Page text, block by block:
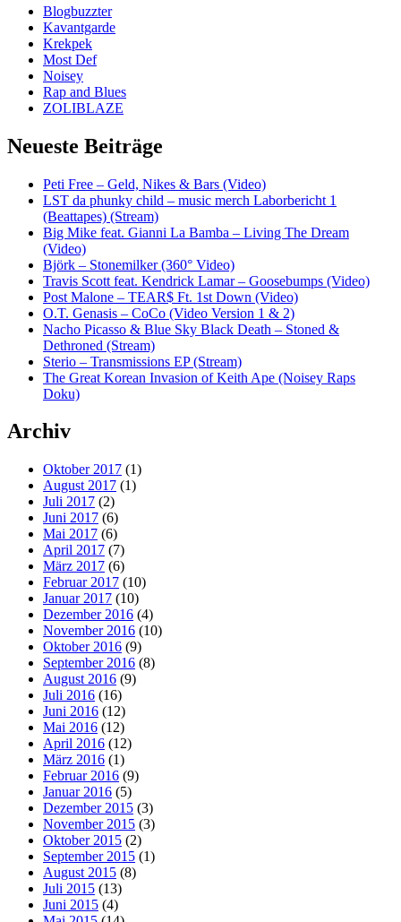
Blogbuzzter
Kavantgarde
Krekpek
Most Def
Noisey
Rap and Blues
ZOLIBLAZE
Neueste Beiträge
Peti Free – Geld, Nikes & Bars (Video)
LST da phunky child – music merch Laborbericht 1
(Beattapes) (Stream)
Big Mike feat. Gianni La Bamba – Living The Dream
(Video)
Björk – Stonemilker (360° Video)
Travis Scott feat. Kendrick Lamar – Goosebumps (Video)
Post Malone – TEAR$ Ft. 1st Down (Video)
O.T. Genasis – CoCo (Video Version 1 & 2)
Nacho Picasso & Blue Sky Black Death – Stoned &
Dethroned (Stream)
Sterio – Transmissions EP (Stream)
The Great Korean Invasion of Keith Ape (Noisey Raps
Doku)
Archiv
Oktober 2017 (1)
August 2017 (1)
Juli 2017 (2)
Juni 2017 (6)
Mai 2017 (6)
April 2017 (7)
März 2017 (6)
Februar 2017 (10)
Januar 2017 (10)
Dezember 2016 (4)
November 2016 (10)
Oktober 2016 (9)
September 2016 (8)
August 2016 (9)
Juli 2016 (16)
Juni 2016 (12)
Mai 2016 (12)
April 2016 (12)
März 2016 (1)
Februar 2016 (9)
Januar 2016 (5)
Dezember 2015 (3)
November 2015 (3)
Oktober 2015 (2)
September 2015 (1)
August 2015 (8)
Juli 2015 (13)
Juni 2015 (4)